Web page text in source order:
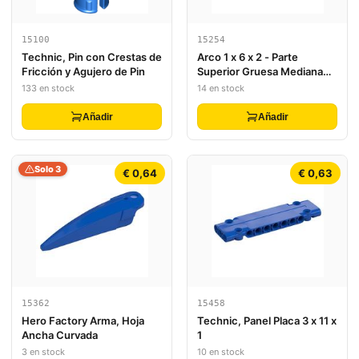
15100
Technic, Pin con Crestas de
Fricción y Agujero de Pin
133 en stock
Añadir
15254
Arco 1 x 6 x 2 - Parte
Superior Gruesa Mediana
sin Refuerzo Inferior
14 en stock
Añadir
€ 0,64
Solo 3
15362
Hero Factory Arma, Hoja
Ancha Curvada
3 en stock
€ 0,63
15458
Technic, Panel Placa 3 x 11 x
1
10 en stock